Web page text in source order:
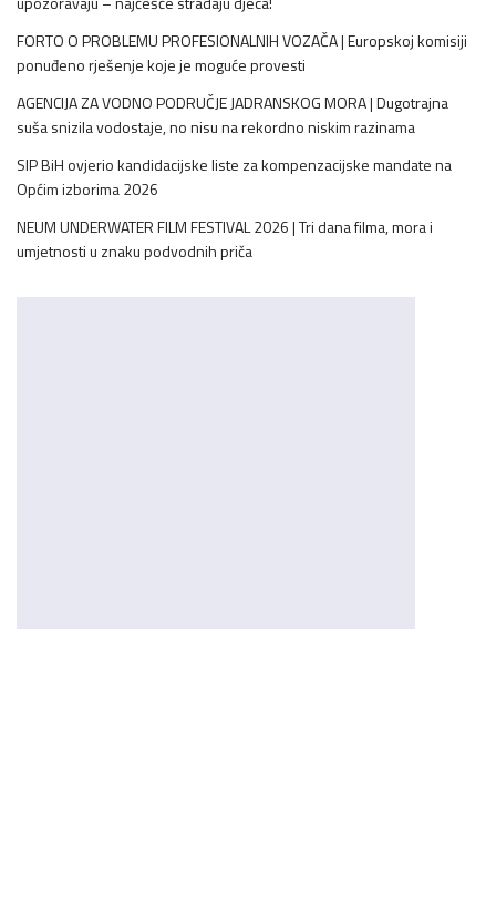
FORTO O PROBLEMU PROFESIONALNIH VOZAČA | Europskoj komisiji
ponuđeno rješenje koje je moguće provesti
AGENCIJA ZA VODNO PODRUČJE JADRANSKOG MORA | Dugotrajna
suša snizila vodostaje, no nisu na rekordno niskim razinama
SIP BiH ovjerio kandidacijske liste za kompenzacijske mandate na
Općim izborima 2026
NEUM UNDERWATER FILM FESTIVAL 2026 | Tri dana filma, mora i
umjetnosti u znaku podvodnih priča